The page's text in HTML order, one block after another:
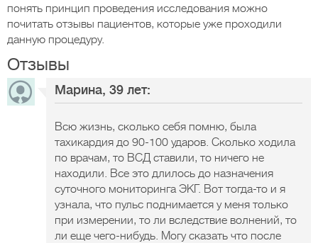
понять принцип проведения исследования можно
почитать отзывы пациентов, которые уже проходили
данную процедуру.
Отзывы
Марина, 39 лет:
Всю жизнь, сколько себя помню, была
тахикардия до 90-100 ударов. Сколько ходила
по врачам, то ВСД ставили, то ничего не
находили. Все это длилось до назначения
суточного мониторинга ЭКГ. Вот тогда-то и я
узнала, что пульс поднимается у меня только
при измерении, то ли вследствие волнений, то
ли еще чего-нибудь. Могу сказать что после